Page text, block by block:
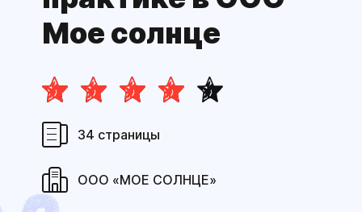
Мое солнце
34 страницы
ООО «МОЕ СОЛНЦЕ»